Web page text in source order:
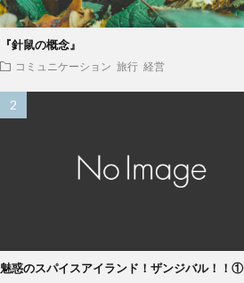
『針鼠の概念』
コミュニケーション 旅行 経営
魅惑のスパイスアイランド！ザンジバル！！①